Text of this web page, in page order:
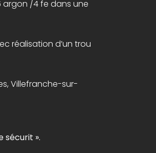
argon /4 fe dans une
réalisation d’un trou
Villefranche-sur-
sécurit ».